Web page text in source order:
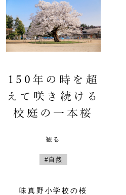
150年の時を超
えて咲き続ける
校庭の一本桜
観る
#自然
味真野小学校の桜